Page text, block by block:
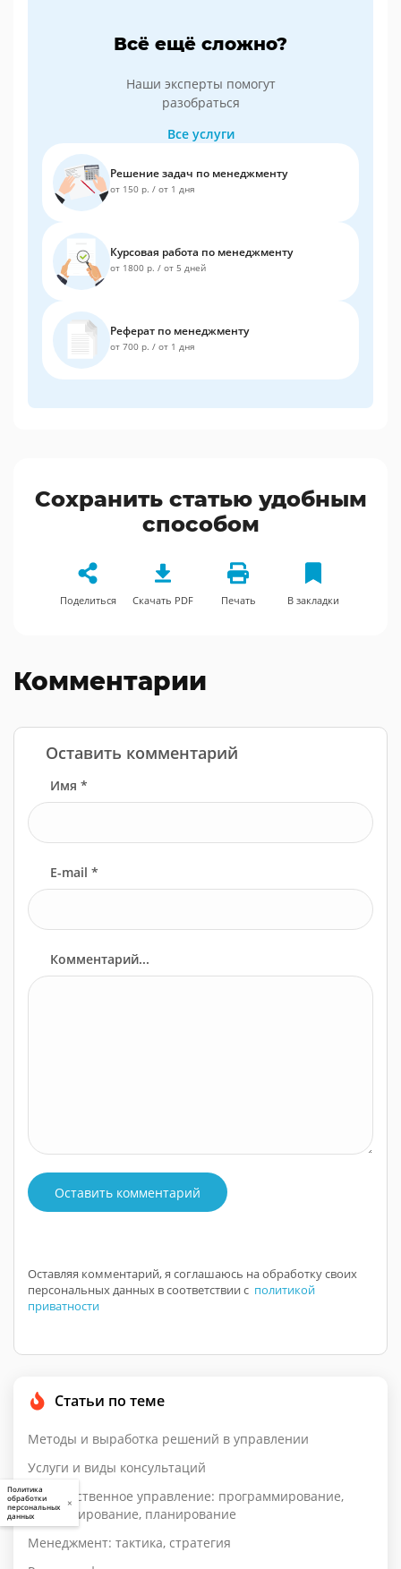
Всё ещё сложно?
Наши эксперты помогут
разобраться
Все услуги
Решение задач по менеджменту
от 150 р. / от 1 дня
Курсовая работа по менеджменту
от 1800 р. / от 5 дней
Реферат по менеджменту
от 700 р. / от 1 дня
Сохранить статью удобным
способом
Поделиться Скачать PDF Печать В закладки
Комментарии
Оставить комментарий
Имя *
E-mail *
Комментарий...
Оставить комментарий
Оставляя комментарий, я соглашаюсь на обработку своих
персональных данных в соответствии с политикой
приватности
Статьи по теме
Методы и выработка решений в управлении
Услуги и виды консультаций
Государственное управление: программирование,
прогнозирование, планирование
Менеджмент: тактика, стратегия
Политика
обработки
персональных
данных
×